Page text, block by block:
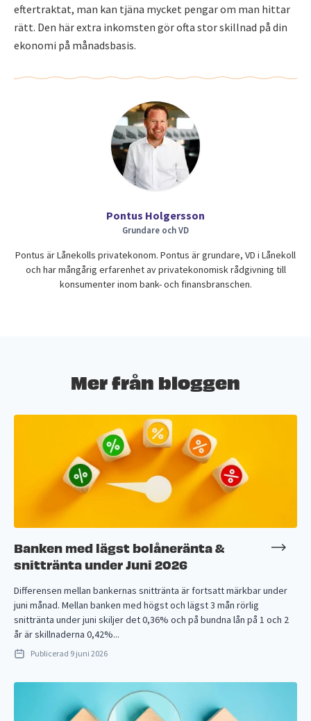
eftertraktat, man kan tjäna mycket pengar om man hittar
rätt. Den här extra inkomsten gör ofta stor skillnad på din
ekonomi på månadsbasis.
Pontus Holgersson
Grundare och VD
Pontus är Lånekolls privatekonom. Pontus är grundare, VD i Lånekoll
och har mångårig erfarenhet av privatekonomisk rådgivning till
konsumenter inom bank- och finansbranschen.
Mer från bloggen
Banken med lägst bolåneränta &
snittränta under Juni 2026
Differensen mellan bankernas snittränta är fortsatt märkbar under
juni månad. Mellan banken med högst och lägst 3 mån rörlig
snittränta under juni skiljer det 0,36% och på bundna lån på 1 och 2
år är skillnaderna 0,42%...
Publicerad 9 juni 2026